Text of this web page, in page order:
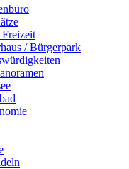
/ Bürgerpark